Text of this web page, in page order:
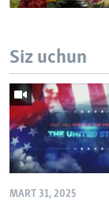
Siz uchun
MART 31, 2025